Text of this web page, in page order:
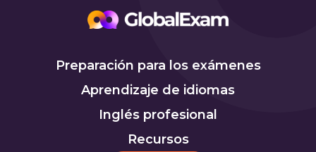
Preparación para los exámenes
Aprendizaje de idiomas
Inglés profesional
Recursos